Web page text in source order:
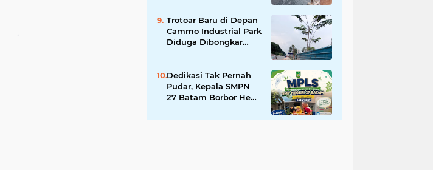
Penggunaan APBD
Trotoar Baru di Depan
Cammo Industrial Park
Diduga Dibongkar
Dedikasi Tak Pernah
Pudar, Kepala SMPN
27 Batam Borbor Hehe